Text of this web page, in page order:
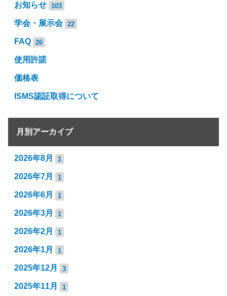
お知らせ 103
学会・展示会 22
FAQ 26
使用許諾
価格表
ISMS認証取得について
月別アーカイブ
2026年8月 1
2026年7月 1
2026年6月 1
2026年3月 1
2026年2月 1
2026年1月 1
2025年12月 3
2025年11月 1